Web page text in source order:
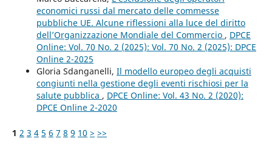
economici russi dal mercato delle commesse
pubbliche UE. Alcune riflessioni alla luce del diritto
dell’Organizzazione Mondiale del Commercio , DPCE
Online: Vol. 70 No. 2 (2025): Vol. 70 No. 2 (2025): DPCE
Online 2-2025
Gloria Sdanganelli, Il modello europeo degli acquisti
congiunti nella gestione degli eventi rischiosi per la
salute pubblica , DPCE Online: Vol. 43 No. 2 (2020):
DPCE Online 2-2020
1 2 3 4 5 6 7 8 9 10 > >>